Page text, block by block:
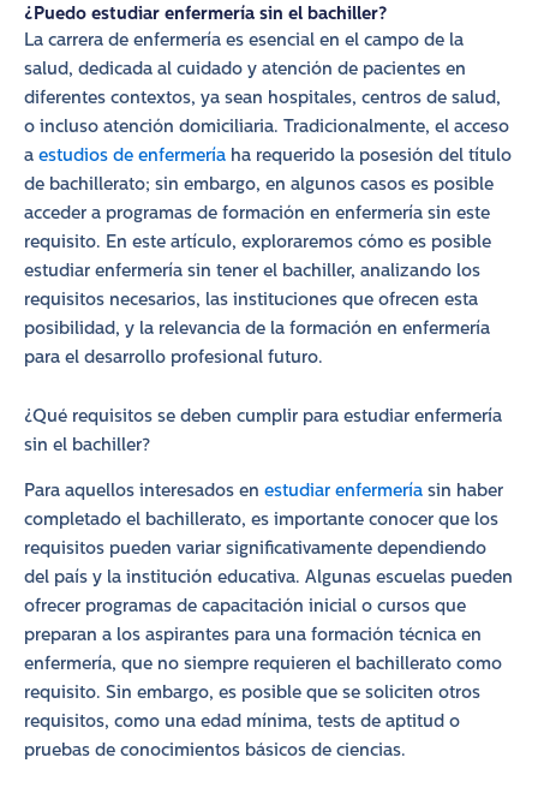
¿Puedo estudiar enfermería sin el bachiller?
La carrera de enfermería es esencial en el campo de la
salud, dedicada al cuidado y atención de pacientes en
diferentes contextos, ya sean hospitales, centros de salud,
o incluso atención domiciliaria. Tradicionalmente, el acceso
a estudios de enfermería ha requerido la posesión del título
de bachillerato; sin embargo, en algunos casos es posible
acceder a programas de formación en enfermería sin este
requisito. En este artículo, exploraremos cómo es posible
estudiar enfermería sin tener el bachiller, analizando los
requisitos necesarios, las instituciones que ofrecen esta
posibilidad, y la relevancia de la formación en enfermería
para el desarrollo profesional futuro.
¿Qué requisitos se deben cumplir para estudiar enfermería
sin el bachiller?
Para aquellos interesados en estudiar enfermería sin haber
completado el bachillerato, es importante conocer que los
requisitos pueden variar significativamente dependiendo
del país y la institución educativa. Algunas escuelas pueden
ofrecer programas de capacitación inicial o cursos que
preparan a los aspirantes para una formación técnica en
enfermería, que no siempre requieren el bachillerato como
requisito. Sin embargo, es posible que se soliciten otros
requisitos, como una edad mínima, tests de aptitud o
pruebas de conocimientos básicos de ciencias.